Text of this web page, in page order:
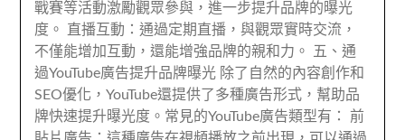
戰賽等活動激勵觀眾參與，進一步提升品牌的曝光
度。 直播互動：通過定期直播，與觀眾實時交流，
不僅能增加互動，還能增強品牌的親和力。 五、通
過YouTube廣告提升品牌曝光 除了自然的內容創作和
SEO優化，YouTube還提供了多種廣告形式，幫助品
牌快速提升曝光度。常見的YouTube廣告類型有： 前